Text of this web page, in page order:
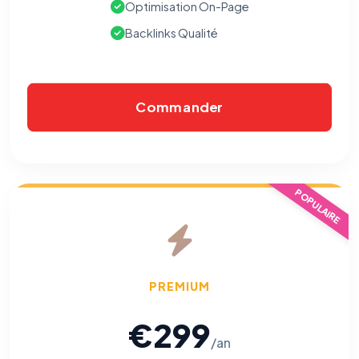
Optimisation On-Page
Backlinks Qualité
Commander
POPULAIRE
PREMIUM
€299/an